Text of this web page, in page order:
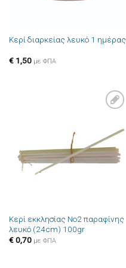
Κερί διαρκείας λευκό 1 ημέρας
€1,50 με ΦΠΑ
επιθυμιών
Κερί εκκλησίας Νο2 παραφίνης
λευκό (24cm) 100gr
€0,70 με ΦΠΑ